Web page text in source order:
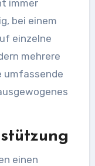
immer
bei einem
einzelne
mehrere
umfassende
einen